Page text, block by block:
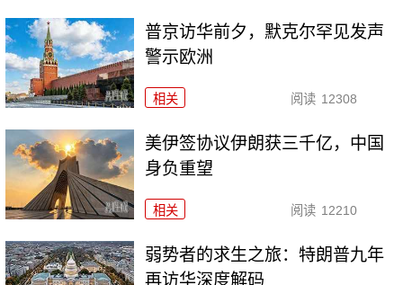
普京访华前夕，默克尔罕见发声
警示欧洲
相关 阅读 12308
美伊签协议伊朗获三千亿，中国
身负重望
相关 阅读 12210
弱势者的求生之旅：特朗普九年
再访华深度解码